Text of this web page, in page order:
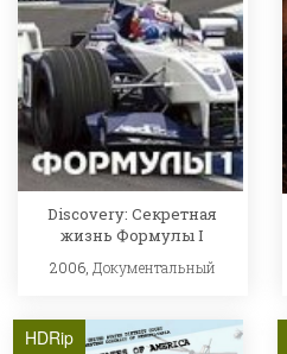
Discovery: Секретная
жизнь Формулы I
2006, Документальный
HDRip